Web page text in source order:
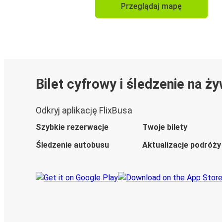
Przeglądaj mapę
Bilet cyfrowy i śledzenie na
Odkryj aplikację FlixBusa
Szybkie rezerwacje
Twoje bilety
Śledzenie autobusu
Aktualizacje podróży